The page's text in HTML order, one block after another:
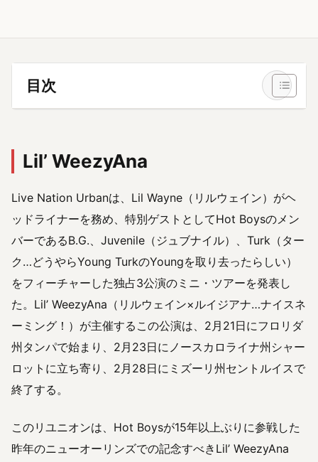
目次
Lil’ WeezyAna
Live Nation Urbanは、Lil Wayne（リルウェイン）がヘ
ッドライナーを務め、特別ゲストとしてHot Boysのメン
バーであるB.G.、Juvenile（ジュブナイル）、Turk（ター
ク…どうやらYoung TurkのYoungを取り去ったらしい）
をフィーチャーした独占3公演のミニ・ツアーを発表し
た。Lil’ WeezyAna（リルウェイン×ルイジアナ…ナイスネ
ーミング！）が主催するこの公演は、2月21日にフロリダ
州タンパで始まり、2月23日にノースカロライナ州シャー
ロットに立ち寄り、2月28日にミズーリ州セントルイスで
終了する。
このリユニオンは、Hot Boysが15年以上ぶりに参戦した
昨年のニューオーリンズでの記念すべきLil’ WeezyAna